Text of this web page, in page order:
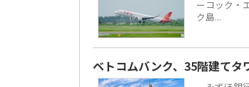
ーコック・
ク島...
ベトコムバンク、35階建て